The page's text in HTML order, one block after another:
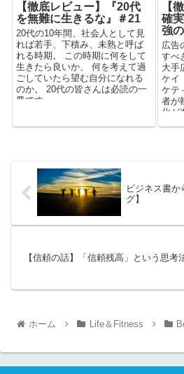
【徹底レビュー】『20代
を無難に生きるな』＃21
20代の10年間、社会人として見
れば若手、下積み、未熟と呼ば
れる時期。 この時期に何をして
生きたら良いか、 何を考えて過
ごしていたら望む自分になれる
のか。 20代の皆さんは必読の一
冊です。
【
確
強
広告
すべ
大手
ケイ
ケテ
者が
化が
ビジネス書か
グ】
【信頼の話】「信頼残高」という思考
ホーム Life＆Fitness